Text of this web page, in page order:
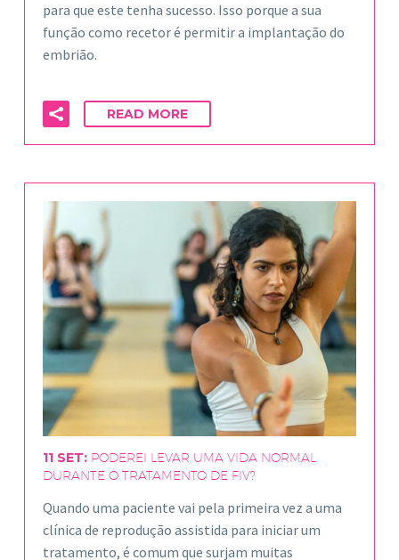
para que este tenha sucesso. Isso porque a sua
função como recetor é permitir a implantação do
embrião.
READ MORE
11 SET: PODEREI LEVAR UMA VIDA NORMAL
DURANTE O TRATAMENTO DE FIV?
Quando uma paciente vai pela primeira vez a uma
clínica de reprodução assistida para iniciar um
tratamento, é comum que surjam muitas